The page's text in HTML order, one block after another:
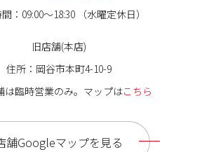
：09:00〜18:30 （水曜定休日）
旧店舗(本店)
住所：岡谷市本町4-10-9
臨時営業のみ。マップはこちら
舗Googleマップを見る